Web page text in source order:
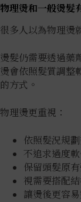
物理燙和一般燙髮
很多人以為物理燙
燙髮仍需要透過藥
燙會依照髮質調整
的方式。
物理燙更重視：
依照髮況規
不追求過度
保留頭髮原
視需要搭配
讓燙後更容